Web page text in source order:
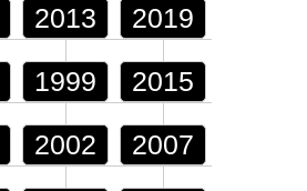
2013 2019
1999 2015
2002 2007